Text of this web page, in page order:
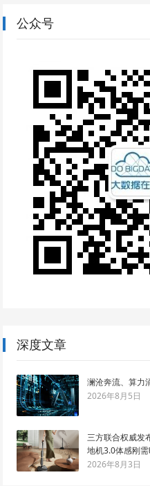
公众号
深度文章
澜沧奔流、算力
2026年8月5日
三方联合权威发
地机3.0体感刚
2026年8月3日